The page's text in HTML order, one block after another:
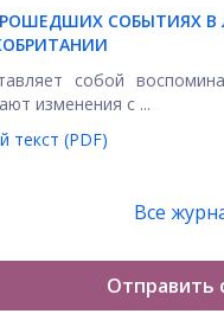
СОБЫТИЯХ
собой
изменения с ...
текст (PDF)
Все
Отправить